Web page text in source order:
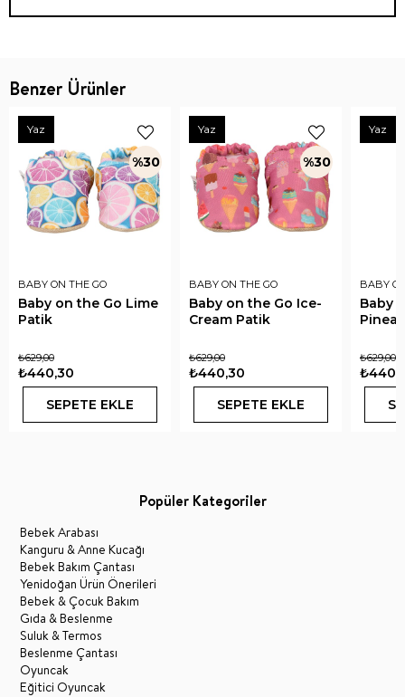
Benzer Ürünler
BABY ON THE GO
Baby on the Go Lime
Patik
₺440,30
₺629,00
SEPETE EKLE
%30
Yaz
BABY ON THE GO
Baby on the Go Ice-
Cream Patik
₺440,30
₺629,00
SEPETE EKLE
%30
Yaz
BABY
Baby
₺629,00
Yaz
Popüler Kategoriler
Bebek Arabası
Kanguru & Anne Kucağı
Bebek Bakım Çantası
Yenidoğan Ürün Önerileri
Bebek & Çocuk Bakım
Gıda & Beslenme
Suluk & Termos
Beslenme Çantası
Oyuncak
Eğitici Oyuncak